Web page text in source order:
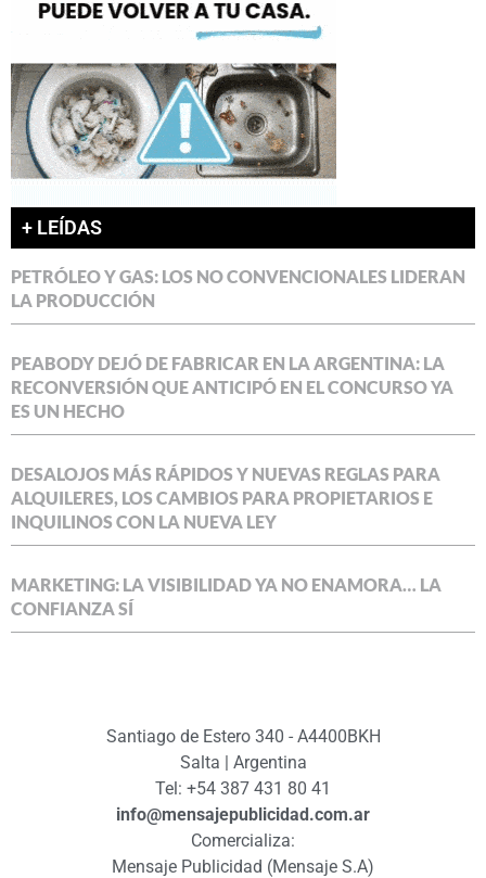
+ LEÍDAS
PETRÓLEO Y GAS: LOS NO CONVENCIONALES LIDERAN
LA PRODUCCIÓN
PEABODY DEJÓ DE FABRICAR EN LA ARGENTINA: LA
RECONVERSIÓN QUE ANTICIPÓ EN EL CONCURSO YA
ES UN HECHO
DESALOJOS MÁS RÁPIDOS Y NUEVAS REGLAS PARA
ALQUILERES, LOS CAMBIOS PARA PROPIETARIOS E
INQUILINOS CON LA NUEVA LEY
MARKETING: LA VISIBILIDAD YA NO ENAMORA… LA
CONFIANZA SÍ
Santiago de Estero 340 - A4400BKH
Salta | Argentina
Tel: +54 387 431 80 41
info@mensajepublicidad.com.ar
Comercializa:
Mensaje Publicidad (Mensaje S.A)